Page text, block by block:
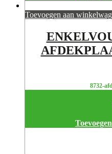
Toevoegen aan
8732-